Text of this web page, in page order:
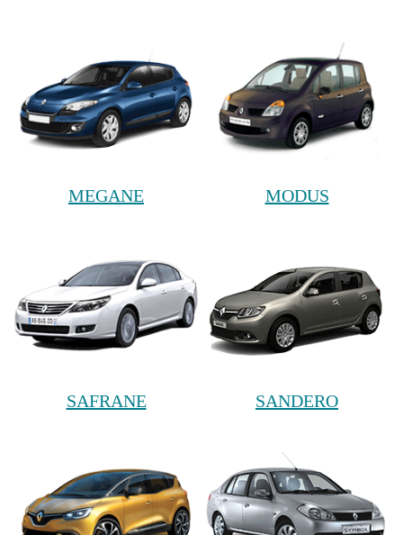
MEGANE MODUS
SAFRANE SANDERO